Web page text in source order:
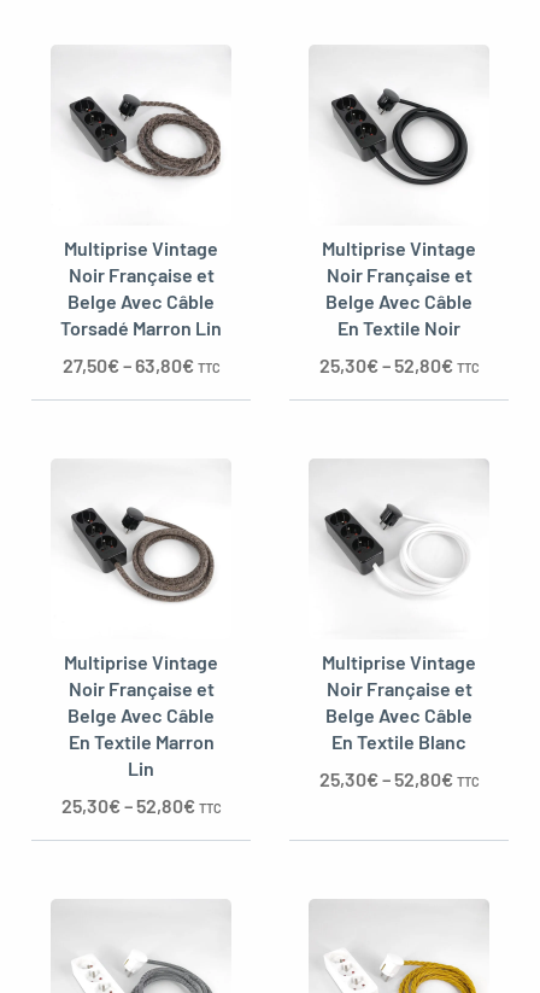
Multiprise Vintage
Noir Française et
Belge Avec Câble
Torsadé Marron Lin
27,50€–63,80€ TTC
Multiprise Vintage
Noir Française et
Belge Avec Câble
En Textile Noir
25,30€–52,80€ TTC
Multiprise Vintage
Noir Française et
Belge Avec Câble
En Textile Marron
Lin
25,30€–52,80€ TTC
Multiprise Vintage
Noir Française et
Belge Avec Câble
En Textile Blanc
25,30€–52,80€ TTC